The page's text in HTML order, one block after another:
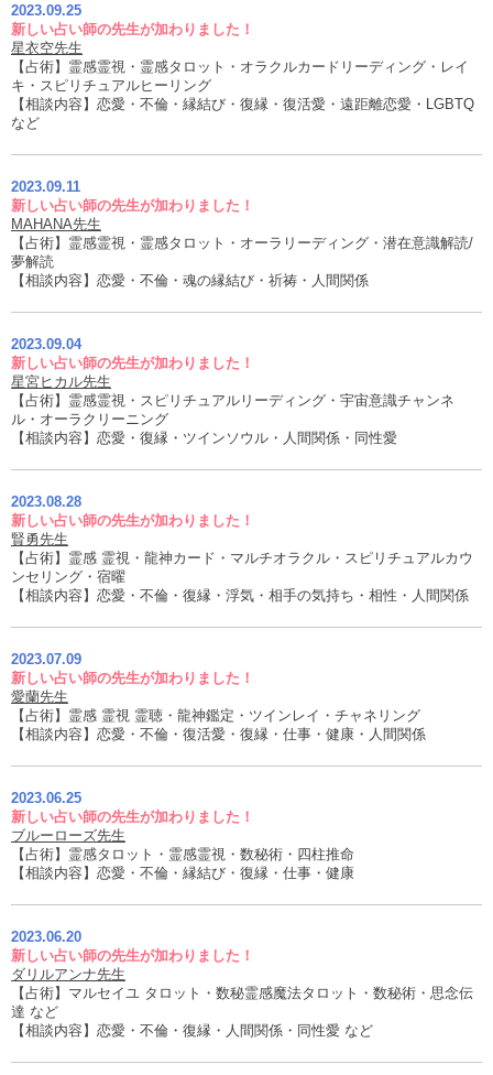
2023.09.25
新しい占い師の先生が加わりました！
星衣空先生
【占術】霊感霊視・霊感タロット・オラクルカードリーディング・レイ
キ・スピリチュアルヒーリング
【相談内容】恋愛・不倫・縁結び・復縁・復活愛・遠距離恋愛・LGBTQ
など
2023.09.11
新しい占い師の先生が加わりました！
MAHANA先生
【占術】霊感霊視・霊感タロット・オーラリーディング・潜在意識解読/
夢解読
【相談内容】恋愛・不倫・魂の縁結び・祈祷・人間関係
2023.09.04
新しい占い師の先生が加わりました！
星宮ヒカル先生
【占術】霊感霊視・スピリチュアルリーディング・宇宙意識チャンネ
ル・オーラクリーニング
【相談内容】恋愛・復縁・ツインソウル・人間関係・同性愛
2023.08.28
新しい占い師の先生が加わりました！
賢勇先生
【占術】霊感 霊視・龍神カード・マルチオラクル・スピリチュアルカウ
ンセリング・宿曜
【相談内容】恋愛・不倫・復縁・浮気・相手の気持ち・相性・人間関係
2023.07.09
新しい占い師の先生が加わりました！
愛蘭先生
【占術】霊感 霊視 霊聴・龍神鑑定・ツインレイ・チャネリング
【相談内容】恋愛・不倫・復活愛・復縁・仕事・健康・人間関係
2023.06.25
新しい占い師の先生が加わりました！
ブルーローズ先生
【占術】霊感タロット・霊感霊視・数秘術・四柱推命
【相談内容】恋愛・不倫・縁結び・復縁・仕事・健康
2023.06.20
新しい占い師の先生が加わりました！
ダリルアンナ先生
【占術】マルセイユ タロット・数秘霊感魔法タロット・数秘術・思念伝
達 など
【相談内容】恋愛・不倫・復縁・人間関係・同性愛 など